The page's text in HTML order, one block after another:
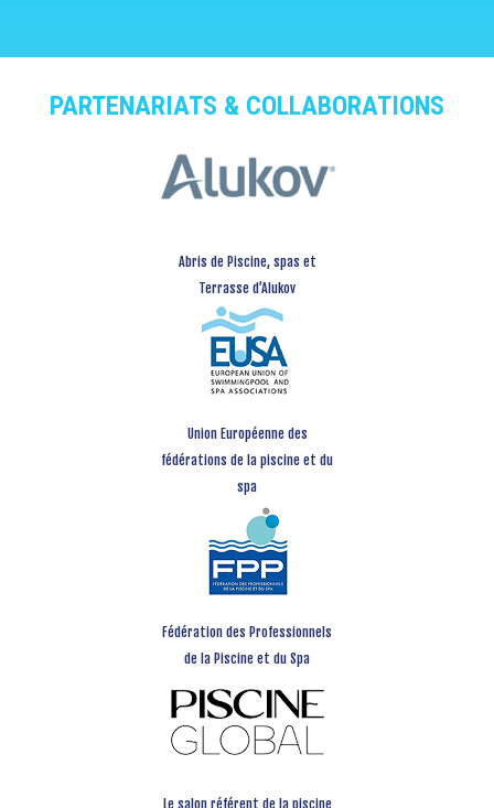
PARTENARIATS & COLLABORATIONS
Abris de Piscine, spas et
Terrasse d’Alukov
Union Européenne des
fédérations de la piscine et du
spa
Fédération des Professionnels
de la Piscine et du Spa
Le salon référent de la piscine